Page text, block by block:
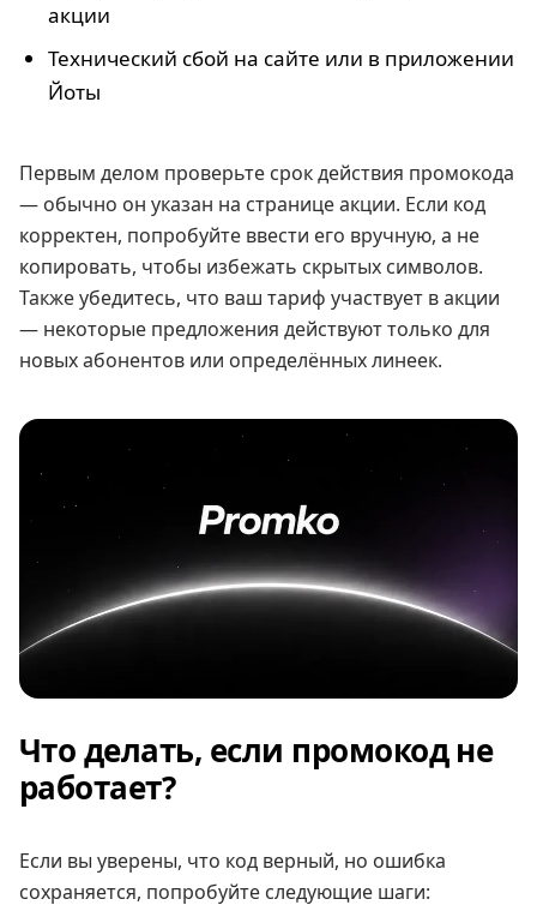
акции
Технический сбой на сайте или в приложении
Йоты
Первым делом проверьте срок действия промокода
— обычно он указан на странице акции. Если код
корректен, попробуйте ввести его вручную, а не
копировать, чтобы избежать скрытых символов.
Также убедитесь, что ваш тариф участвует в акции
— некоторые предложения действуют только для
новых абонентов или определённых линеек.
Что делать, если промокод не
работает?
Если вы уверены, что код верный, но ошибка
сохраняется, попробуйте следующие шаги: